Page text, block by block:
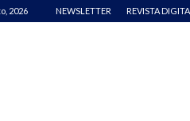
2026 NEWSLETTER REVISTA